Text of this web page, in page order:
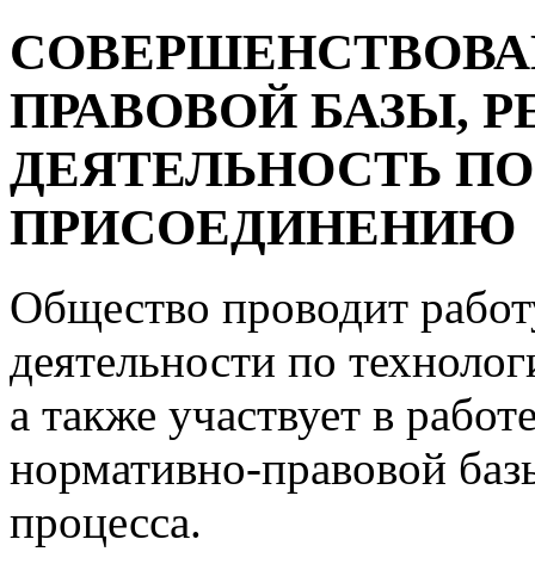
ПРАВОВОЙ БАЗЫ,
ДЕЯТЕЛЬНОСТЬ
ПРИСОЕДИНЕНИЮ
Общество проводит
деятельности по
а также участвует в
нормативно-правовой
процесса.